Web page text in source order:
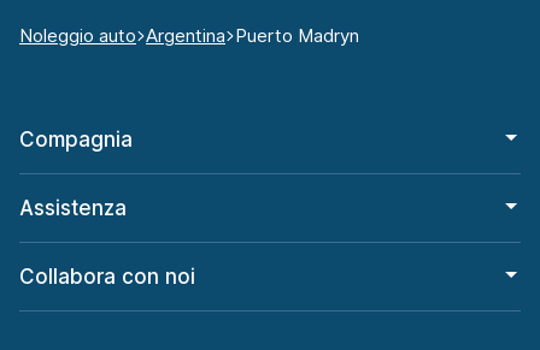
Noleggio auto Argentina Puerto Madryn
Compagnia
Assistenza
Collabora con noi